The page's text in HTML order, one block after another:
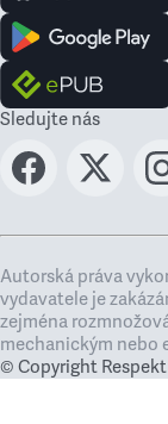
Sledujte nás
Autorská práva
vydavatele je
zejména
mechanickým nebo
© Copyright Respekt